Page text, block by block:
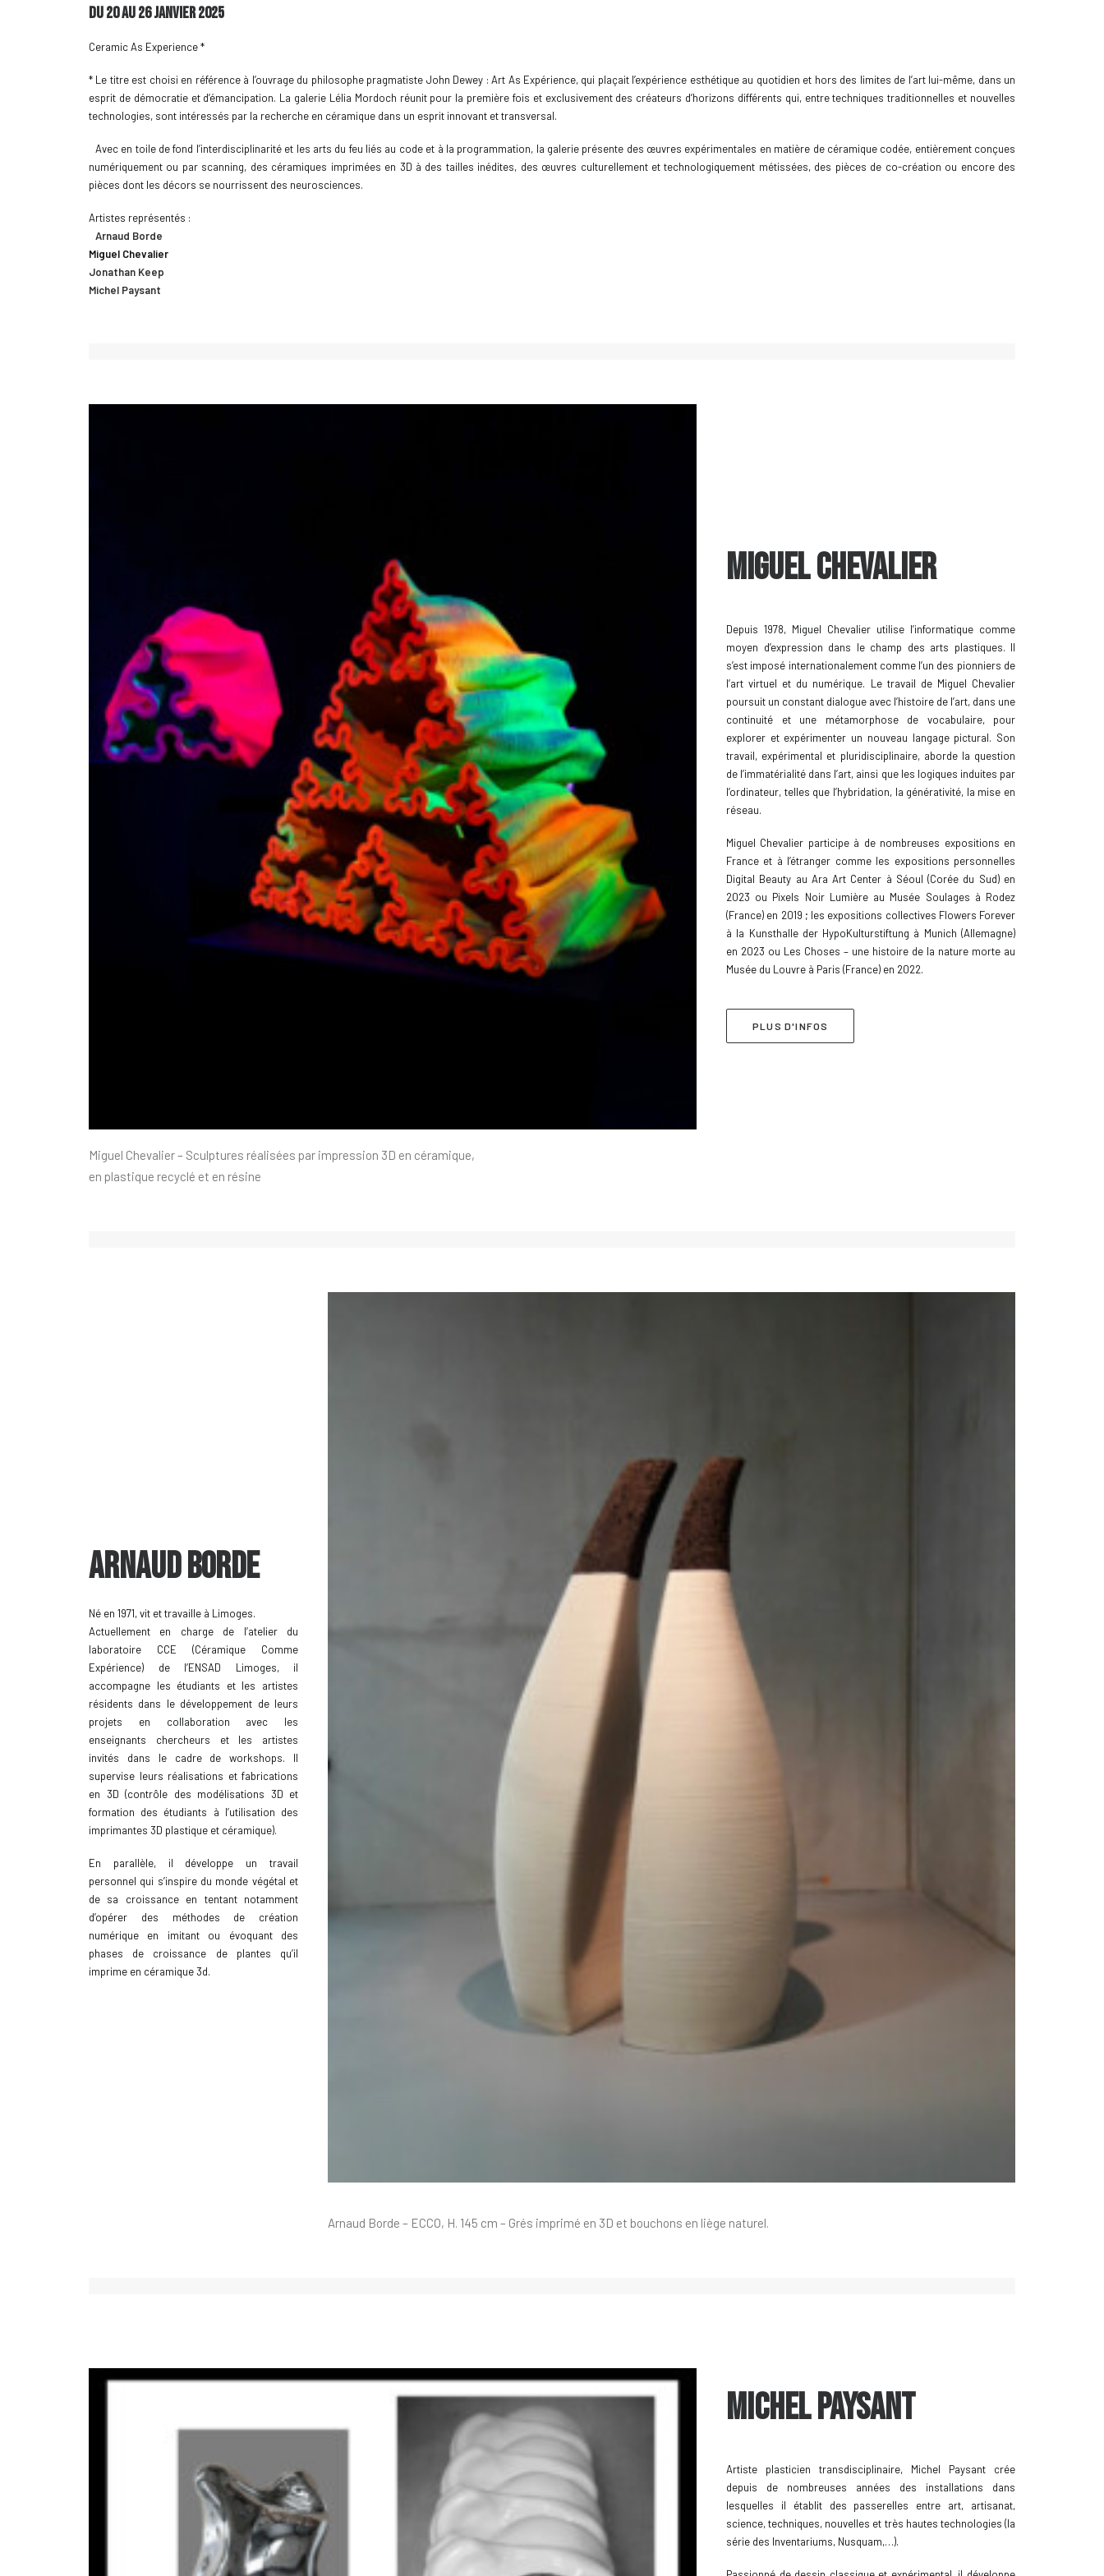
Du 20 au 26 janvier 2025
Ceramic As Experience *
* Le titre est choisi en référence à l’ouvrage du philosophe pragmatiste John Dewey : Art As Expérience, qui plaçait l’expérience esthétique au quotidien et hors des limites de l’art lui-même, dans un
esprit de démocratie et d’émancipation. La galerie Lélia Mordoch réunit pour la première fois et exclusivement des créateurs d’horizons différents qui, entre techniques traditionnelles et nouvelles
technologies, sont intéressés par la recherche en céramique dans un esprit innovant et transversal.
Avec en toile de fond l’interdisciplinarité et les arts du feu liés au code et à la programmation, la galerie présente des œuvres expérimentales en matière de céramique codée, entièrement conçues
numériquement ou par scanning, des céramiques imprimées en 3D à des tailles inédites, des œuvres culturellement et technologiquement métissées, des pièces de co-création ou encore des
pièces dont les décors se nourrissent des neurosciences.
Artistes représentés :
Arnaud Borde
Miguel Chevalier
Jonathan Keep
Michel Paysant
Miguel Chevalier – Sculptures réalisées par impression 3D en céramique,
en plastique recyclé et en résine
Miguel Chevalier
Depuis 1978, Miguel Chevalier utilise l’informatique comme
moyen d’expression dans le champ des arts plastiques. Il
s’est imposé internationalement comme l’un des pionniers de
l’art virtuel et du numérique. Le travail de Miguel Chevalier
poursuit un constant dialogue avec l’histoire de l’art, dans une
continuité et une métamorphose de vocabulaire, pour
explorer et expérimenter un nouveau langage pictural. Son
travail, expérimental et pluridisciplinaire, aborde la question
de l’immatérialité dans l’art, ainsi que les logiques induites par
l’ordinateur, telles que l’hybridation, la générativité, la mise en
réseau.
Miguel Chevalier participe à de nombreuses expositions en
France et à l’étranger comme les expositions personnelles
Digital Beauty au Ara Art Center à Séoul (Corée du Sud) en
2023 ou Pixels Noir Lumière au Musée Soulages à Rodez
(France) en 2019 ; les expositions collectives Flowers Forever
à la Kunsthalle der HypoKulturstiftung à Munich (Allemagne)
en 2023 ou Les Choses – une histoire de la nature morte au
Musée du Louvre à Paris (France) en 2022.
PLUS D'INFOS
Arnaud Borde
Né en 1971, vit et travaille à Limoges.
Actuellement en charge de l’atelier du
laboratoire CCE (Céramique Comme
Expérience) de l’ENSAD Limoges, il
accompagne les étudiants et les artistes
résidents dans le développement de leurs
projets en collaboration avec les
enseignants chercheurs et les artistes
invités dans le cadre de workshops. Il
supervise leurs réalisations et fabrications
en 3D (contrôle des modélisations 3D et
formation des étudiants à l’utilisation des
imprimantes 3D plastique et céramique).
En parallèle, il développe un travail
personnel qui s’inspire du monde végétal et
de sa croissance en tentant notamment
d’opérer des méthodes de création
numérique en imitant ou évoquant des
phases de croissance de plantes qu’il
imprime en céramique 3d.
Arnaud Borde – ECCO, H. 145 cm – Grés imprimé en 3D et bouchons en liège naturel.
Michel Paysant
Artiste plasticien transdisciplinaire, Michel Paysant crée
depuis de nombreuses années des installations dans
lesquelles il établit des passerelles entre art, artisanat,
science, techniques, nouvelles et très hautes technologies (la
série des Inventariums, Nusquam,…).